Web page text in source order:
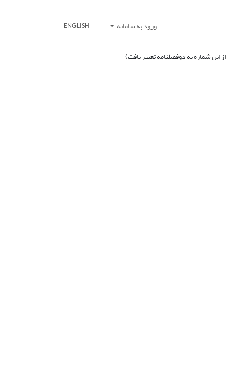
ورود به سامانه ENGLISH